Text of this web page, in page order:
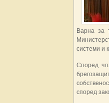
Варна за
системи и
Според
според